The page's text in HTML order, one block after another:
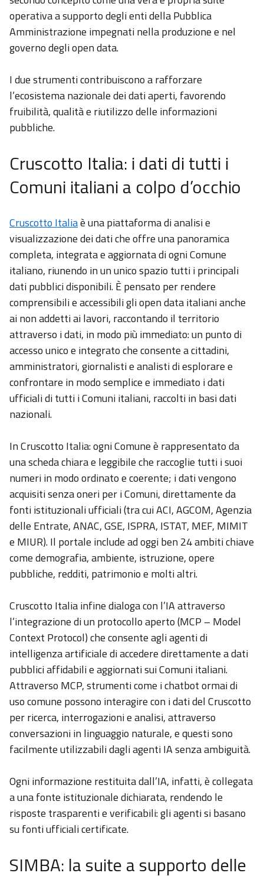
operativa a supporto degli enti della Pubblica
Amministrazione impegnati nella produzione e nel
governo degli open data.
I due strumenti contribuiscono a rafforzare
l’ecosistema nazionale dei dati aperti, favorendo
fruibilità, qualità e riutilizzo delle informazioni
pubbliche.
Cruscotto Italia: i dati di tutti i
Comuni italiani a colpo d’occhio
Cruscotto Italiaè una piattaforma di analisi e
visualizzazione dei dati che offre una panoramica
completa, integrata e aggiornata di ogni Comune
italiano, riunendo in un unico spazio tutti i principali
dati pubblici disponibili. È pensato per rendere
comprensibili e accessibili gli open data italiani anche
ai non addetti ai lavori, raccontando il territorio
attraverso i dati, in modo più immediato: un punto di
accesso unico e integrato che consente a cittadini,
amministratori, giornalisti e analisti di esplorare e
confrontare in modo semplice e immediato i dati
ufficiali di tutti i Comuni italiani, raccolti in basi dati
nazionali.
In Cruscotto Italia: ogni Comune è rappresentato da
una scheda chiara e leggibile che raccoglie tutti i suoi
numeri in modo ordinato e coerente; i dati vengono
acquisiti senza oneri per i Comuni, direttamente da
fonti istituzionali ufficiali (tra cui ACI, AGCOM, Agenzia
delle Entrate, ANAC, GSE, ISPRA, ISTAT, MEF, MIMIT
e MIUR). Il portale include ad oggi ben 24 ambiti chiave
come demografia, ambiente, istruzione, opere
pubbliche, redditi, patrimonio e molti altri.
Cruscotto Italia infine dialoga con l’IA attraverso
l’integrazione di un protocollo aperto (MCP – Model
Context Protocol) che consente agli agenti di
intelligenza artificiale di accedere direttamente a dati
pubblici affidabili e aggiornati sui Comuni italiani.
Attraverso MCP, strumenti come i chatbot ormai di
uso comune possono interagire con i dati del Cruscotto
per ricerca, interrogazioni e analisi, attraverso
conversazioni in linguaggio naturale, e questi sono
facilmente utilizzabili dagli agenti IA senza ambiguità.
Ogni informazione restituita dall’IA, infatti, è collegata
a una fonte istituzionale dichiarata, rendendo le
risposte trasparenti e verificabili: gli agenti si basano
su fonti ufficiali certificate.
SIMBA: la suite a supporto delle